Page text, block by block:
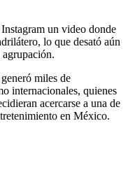
un video donde
lo que desató aún
agrupación.
miles de
internacionales, quienes
acercarse a una de
en México.